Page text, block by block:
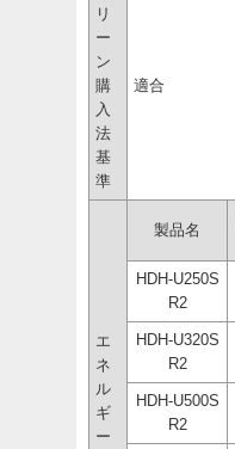
リ
ー
ン
購
入
法
基
準
適合
エ
ネ
ル
ギ
ー
製品名
HDH-U250S
R2
HDH-U320S
R2
HDH-U500S
R2